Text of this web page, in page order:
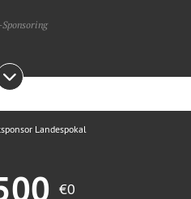
Landespokal
€0